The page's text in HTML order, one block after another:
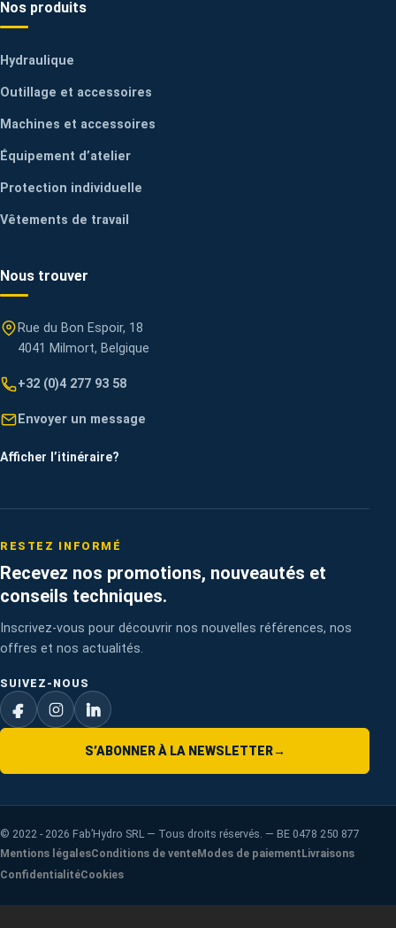
Nos produits
Hydraulique
Outillage et accessoires
Machines et accessoires
Équipement d’atelier
Protection individuelle
Vêtements de travail
Nous trouver
Rue du Bon Espoir, 18
4041 Milmort, Belgique
+32 (0)4 277 93 58
Envoyer un message
Afficher l’itinéraire?
RESTEZ INFORMÉ
Recevez nos promotions, nouveautés et
conseils techniques.
Inscrivez-vous pour découvrir nos nouvelles références, nos
offres et nos actualités.
SUIVEZ-NOUS
S’ABONNER À LA NEWSLETTER→
© 2022 - 2026 Fab’Hydro SRL — Tous droits réservés. — BE 0478 250 877
Mentions légalesConditions de venteModes de paiementLivraisons
ConfidentialitéCookies